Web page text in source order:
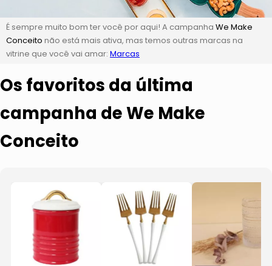
É sempre muito bom ter você por aqui! A campanha We Make
Conceito não está mais ativa, mas temos outras marcas na
vitrine que você vai amar: Marcas
Os favoritos da última
campanha de We Make
Conceito